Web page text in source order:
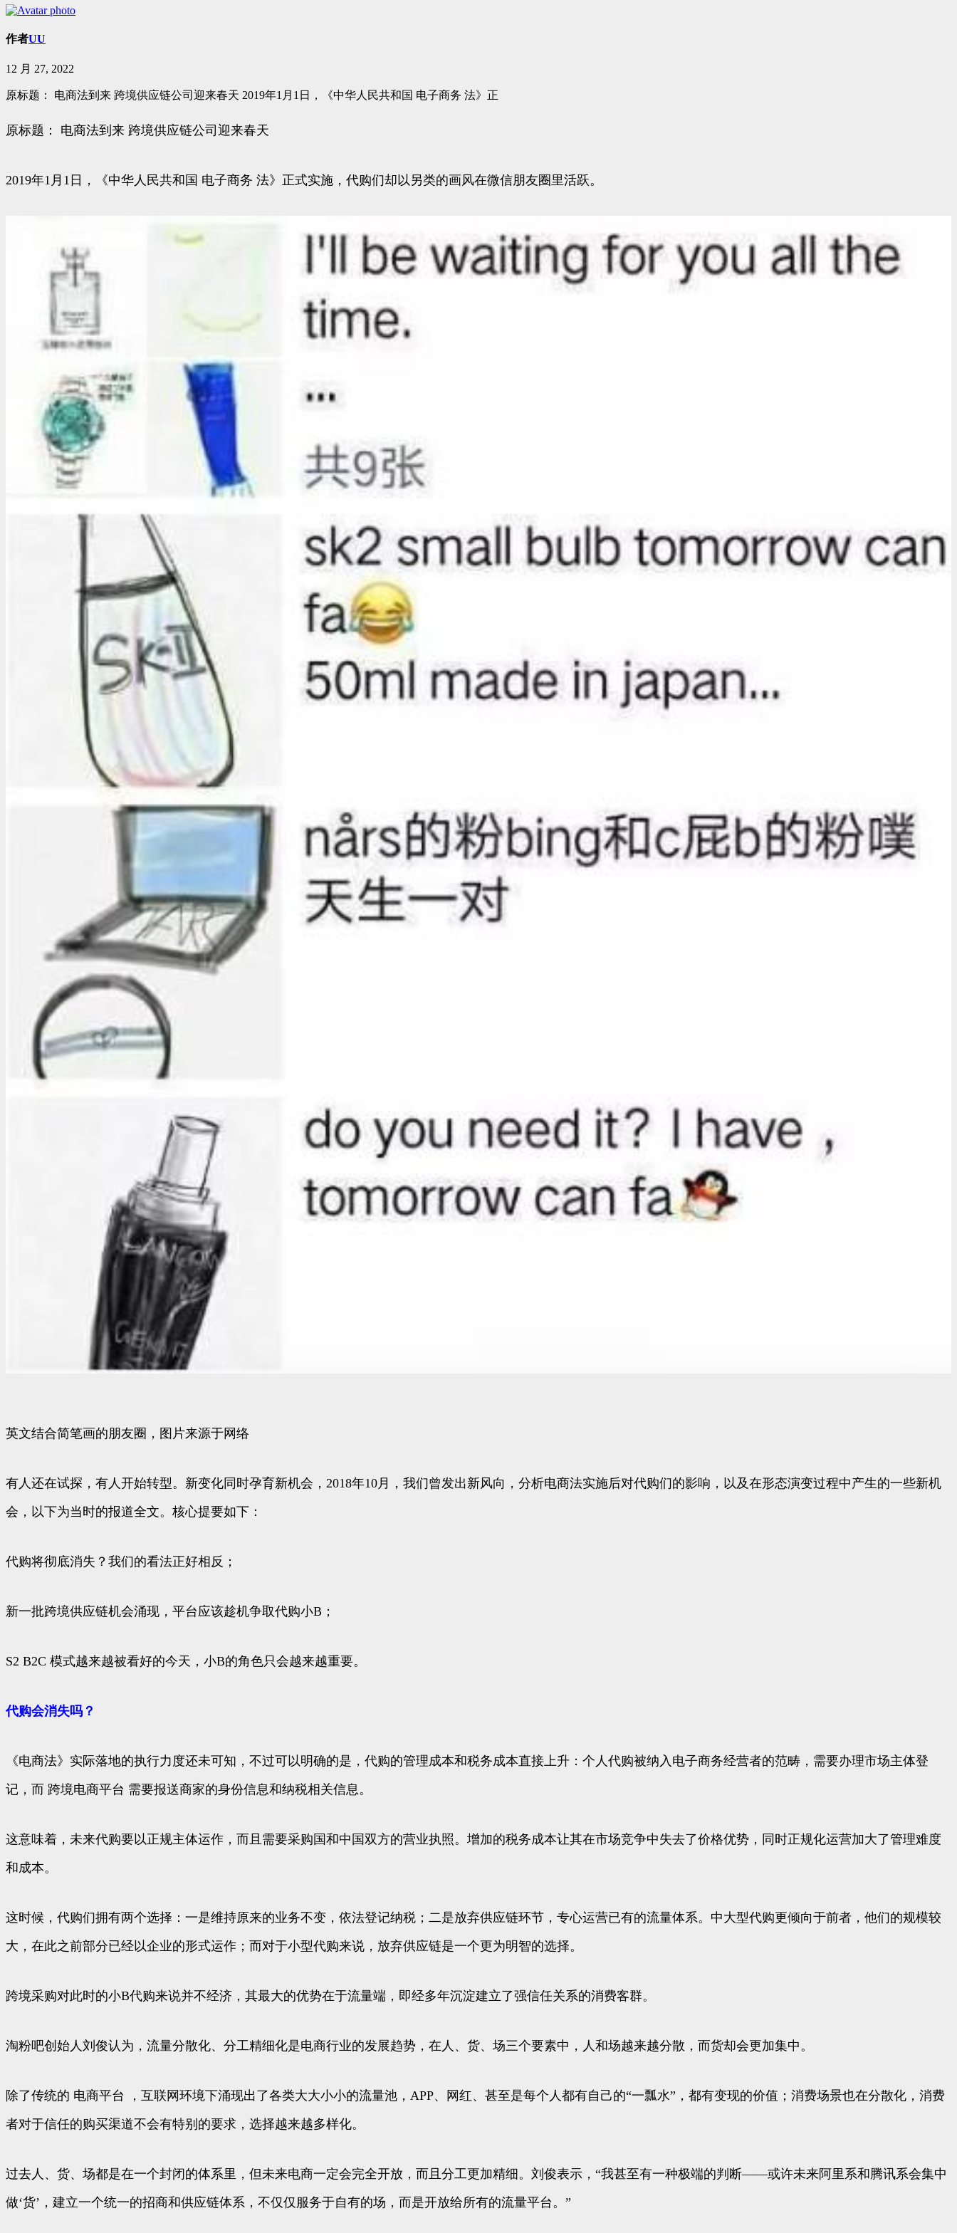
作者UU
12 月 27, 2022
原标题： 电商法到来 跨境供应链公司迎来春天 2019年1月1日，《中华人民共和国 电子商务 法》正
原标题： 电商法到来 跨境供应链公司迎来春天
2019年1月1日，《中华人民共和国 电子商务 法》正式实施，代购们却以另类的画风在微信朋友圈里活跃。
英文结合简笔画的朋友圈，图片来源于网络
有人还在试探，有人开始转型。新变化同时孕育新机会，2018年10月，我们曾发出新风向，分析电商法实施后对代购们的影响，以及在形态演变过程中产生的一些新机
会，以下为当时的报道全文。核心提要如下：
代购将彻底消失？我们的看法正好相反；
新一批跨境供应链机会涌现，平台应该趁机争取代购小B；
S2 B2C 模式越来越被看好的今天，小B的角色只会越来越重要。
代购会消失吗？
《电商法》实际落地的执行力度还未可知，不过可以明确的是，代购的管理成本和税务成本直接上升：个人代购被纳入电子商务经营者的范畴，需要办理市场主体登
记，而 跨境电商平台 需要报送商家的身份信息和纳税相关信息。
这意味着，未来代购要以正规主体运作，而且需要采购国和中国双方的营业执照。增加的税务成本让其在市场竞争中失去了价格优势，同时正规化运营加大了管理难度
和成本。
这时候，代购们拥有两个选择：一是维持原来的业务不变，依法登记纳税；二是放弃供应链环节，专心运营已有的流量体系。中大型代购更倾向于前者，他们的规模较
大，在此之前部分已经以企业的形式运作；而对于小型代购来说，放弃供应链是一个更为明智的选择。
跨境采购对此时的小B代购来说并不经济，其最大的优势在于流量端，即经多年沉淀建立了强信任关系的消费客群。
淘粉吧创始人刘俊认为，流量分散化、分工精细化是电商行业的发展趋势，在人、货、场三个要素中，人和场越来越分散，而货却会更加集中。
除了传统的 电商平台 ，互联网环境下涌现出了各类大大小小的流量池，APP、网红、甚至是每个人都有自己的“一瓢水”，都有变现的价值；消费场景也在分散化，消费
者对于信任的购买渠道不会有特别的要求，选择越来越多样化。
过去人、货、场都是在一个封闭的体系里，但未来电商一定会完全开放，而且分工更加精细。刘俊表示，“我甚至有一种极端的判断——或许未来阿里系和腾讯系会集中
做‘货’，建立一个统一的招商和供应链体系，不仅仅服务于自有的场，而是开放给所有的流量平台。”